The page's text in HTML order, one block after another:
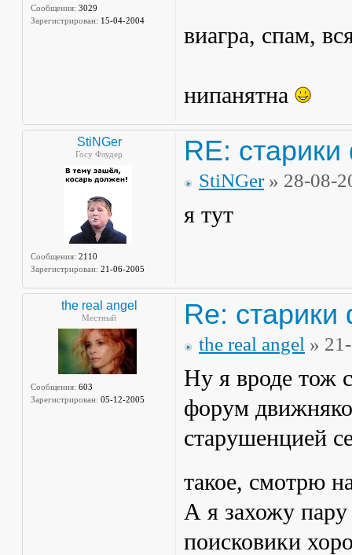
Сообщения: 3029
Зарегистрирован: 15-04-2004
виагра, спам,
нипанятна
StiNGer
Госу Флудер
Сообщения: 2110
Зарегистрирован: 21-06-2005
RE:
StiNGer» 28-08-
я тут
the real angel
Местный
Сообщения: 603
Зарегистрирован: 05-12-2005
Re:
the real angel »
Ну я вроде тож
форум
старушенцией
такое, смотрю
А я захожу пару
поисковики